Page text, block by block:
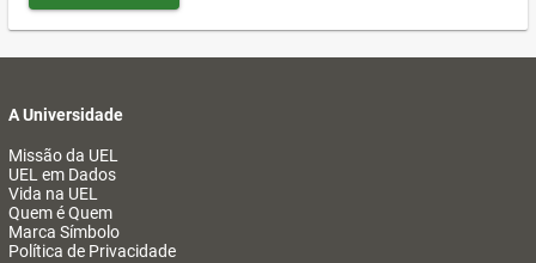
A Universidade
Missão da UEL
UEL em Dados
Vida na UEL
Quem é Quem
Marca Símbolo
Política de Privacidade